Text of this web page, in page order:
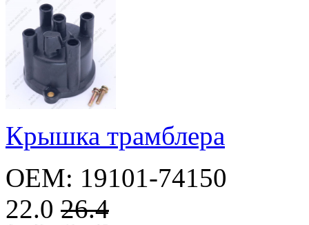
Крышка трамблера
OEM: 19101-74150
22.0 26.4